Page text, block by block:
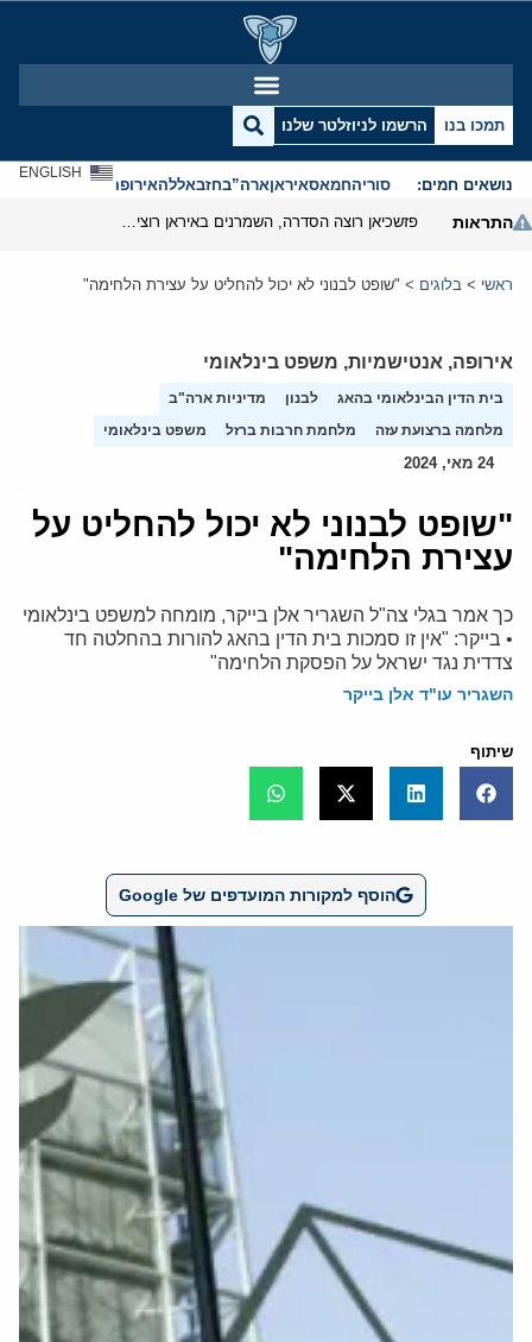
תמכו בנו הרשמו לניוזלטר שלנו
נושאים חמים: סוריהחמאסאיראןארה”בחזבאללהאירופהאנטישמיות
ENGLISH
התראות
ראשי > בלוגים > "שופט לבנוני לא יכול להחליט על עצירת הלחימה"
אירופה, אנטישמיות, משפט בינלאומי
בית הדין הבינלאומי בהאג לבנון
מדיניות ארה"ב
מלחמה ברצועת עזה
מלחמת חרבות ברזל משפט בינלאומי
24 מאי, 2024
"שופט לבנוני לא יכול להחליט על
עצירת הלחימה"
כך אמר בגלי צה"ל השגריר אלן בייקר, מומחה למשפט בינלאומי
• בייקר: "אין זו סמכות בית הדין בהאג להורות בהחלטה חד
צדדית נגד ישראל על הפסקת הלחימה"
השגריר עו"ד אלן בייקר
שיתוף
הוסף למקורות המועדפים של Google